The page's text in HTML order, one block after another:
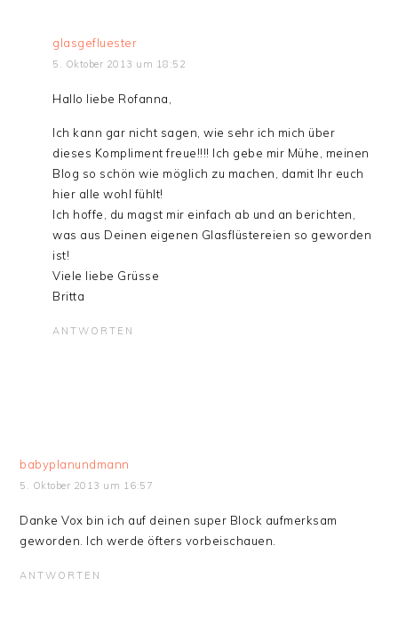
glasgefluester
5. Oktober 2013 um 18:52
Hallo liebe Rofanna,
Ich kann gar nicht sagen, wie sehr ich mich über
dieses Kompliment freue!!!! Ich gebe mir Mühe, meinen
Blog so schön wie möglich zu machen, damit Ihr euch
hier alle wohl fühlt!
Ich hoffe, du magst mir einfach ab und an berichten,
was aus Deinen eigenen Glasflüstereien so geworden
ist!
Viele liebe Grüsse
Britta
ANTWORTEN
babyplanundmann
5. Oktober 2013 um 16:57
Danke Vox bin ich auf deinen super Block aufmerksam
geworden. Ich werde öfters vorbeischauen.
ANTWORTEN